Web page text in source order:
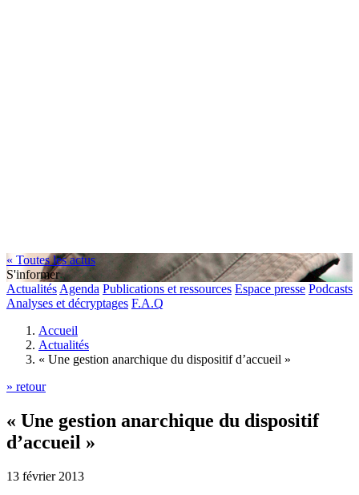
« Toutes les actus
S'informer
Actualités Agenda Publications et ressources Espace presse Podcasts
Analyses et décryptages F.A.Q
Accueil
Actualités
« Une gestion anarchique du dispositif d’accueil »
» retour
« Une gestion anarchique du dispositif
d’accueil »
13 février 2013